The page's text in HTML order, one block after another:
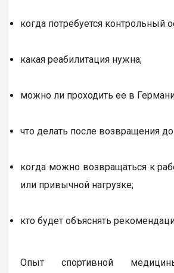
когда потребуется контрольный
какая реабилитация нужна;
можно ли проходить ее в
что делать после возвращения
когда можно возвращаться к
или привычной нагрузке;
кто будет объяснять
Опыт спортивной